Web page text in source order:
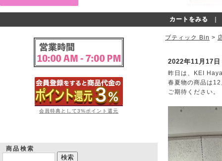
カートをみる
会員特典として3%ポイント還元
商品検索
ブティック Bin >
2022年11月17日
昨日は、KEI
春夏物の商品は
ご期待ください。